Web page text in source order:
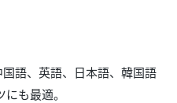
語、英語、日本語、韓国語
も最適。